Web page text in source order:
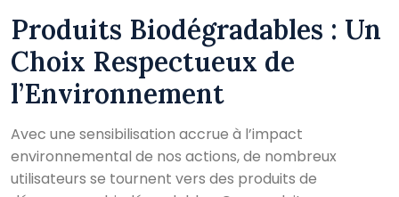
Produits Biodégradables : Un
Choix Respectueux de
l’Environnement
Avec une sensibilisation accrue à l’impact
environnemental de nos actions, de nombreux
utilisateurs se tournent vers des produits de